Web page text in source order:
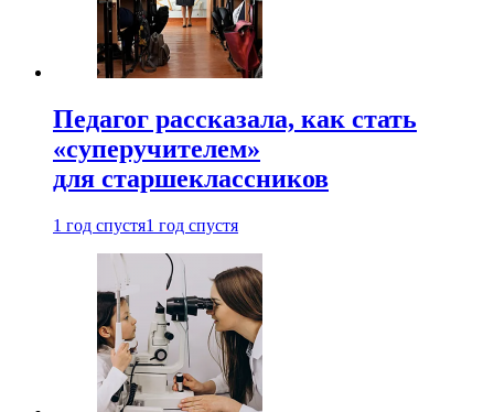
Педагог рассказала, как стать
«суперучителем»
для старшеклассников
1 год спустя1 год спустя